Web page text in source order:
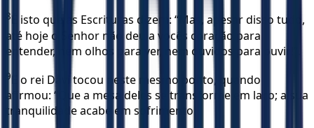
8
É isto que as Escrituras dizem: “Mas, apesar disso tudo,
até hoje o Senhor não deu a vocês coração para
entender, nem olhos para ver, nem ouvidos para ouvir!”.
9
E o rei Davi tocou neste mesmo ponto, quando
afirmou: “Que a mesa deles se transforme em laço; a sua
tranquilidade acabe em sofrimento.